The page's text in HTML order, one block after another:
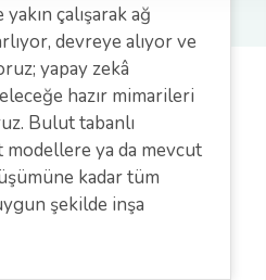
çalışarak ağ
devreye alıyor ve
yapay zekâ
hazır mimarileri
Bulut tabanlı
modellere ya da mevcut
kadar tüm
şekilde inşa